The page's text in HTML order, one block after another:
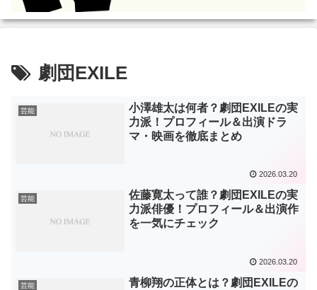
劇団EXILE
芸能
小澤雄太は何者？劇団EXILEの実
力派！プロフィール＆出演ドラ
マ・映画を徹底まとめ
2026.03.20
芸能
佐藤寛太って誰？劇団EXILEの実
力派俳優！プロフィール＆出演作
を一気にチェック
2026.03.20
芸能 青柳翔の正体とは？劇団EXILEの